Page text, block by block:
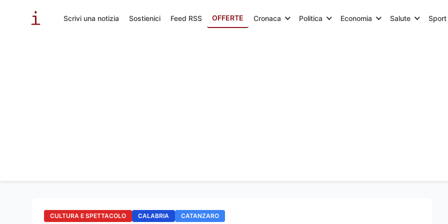
Scrivi una notizia Sostienici Feed RSS OFFERTE Cronaca Politica Economia Salute Sport
CULTURA E SPETTACOLO CALABRIA CATANZARO